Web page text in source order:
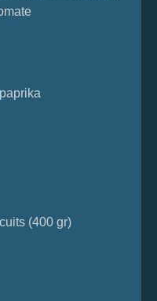
(400 gr)